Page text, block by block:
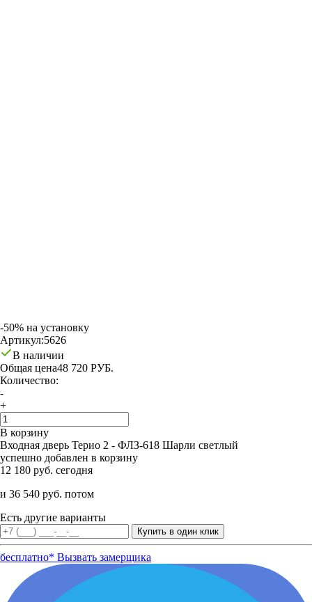
-50% на установку
Артикул:5626
В наличии
Общая цена48 720 РУБ.
Количество:
-
+
В корзину
Входная дверь Терио 2 - ФЛЗ-618 Шарли светлый
успешно добавлен в корзину
12 180 руб. сегодня
и 36 540 руб. потом
Есть другие варианты
бесплатно* Вызвать замерщика